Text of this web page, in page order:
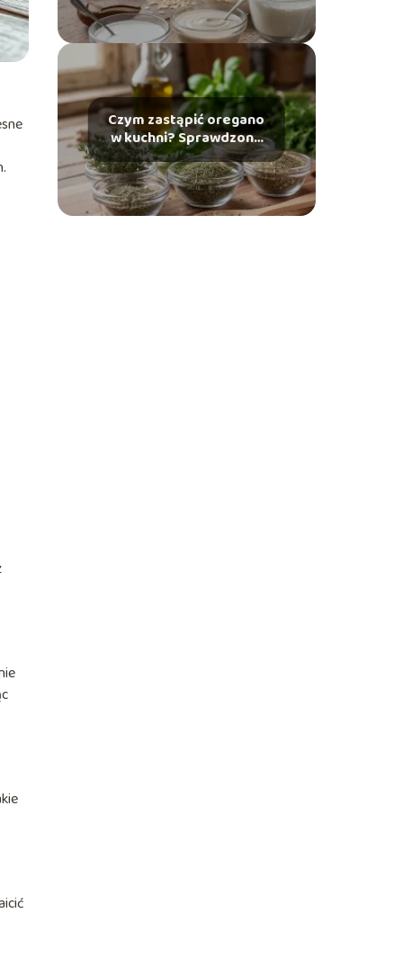
Czym zastąpić oregano
w kuchni? Sprawdzone
zamienniki